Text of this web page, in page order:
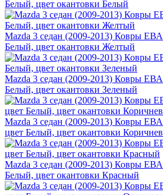
Белый, цвет окантовки Белый
Mazda 3 седан (2009-2013) Ковры
Белый, цвет окантовки Желтый
Mazda 3 седан (2009-2013) Ковры
Белый, цвет окантовки Зеленый
Mazda 3 седан (2009-2013) Ковры
цвет Белый, цвет окантовки
Mazda 3 седан (2009-2013) Ковры
Белый, цвет окантовки Красный